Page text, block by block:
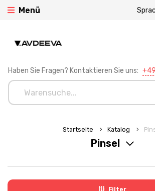
Menü
Haben Sie Fragen? Kontaktieren Sie uns:
Startseite Katalog
Pinsel
Filter